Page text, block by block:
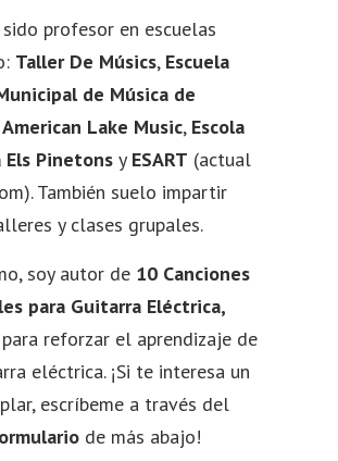
sido profesor en escuelas
Taller De Músics, Escuela
de Música de
American Lake Music, Escola
Els Pinetonsy ESART (actual
También suelo impartir
y clases grupales.
soy autor de 10 Canciones
para Guitarra Eléctrica,
reforzar el aprendizaje de
eléctrica. ¡Si te interesa un
escríbeme a través del
de más abajo!